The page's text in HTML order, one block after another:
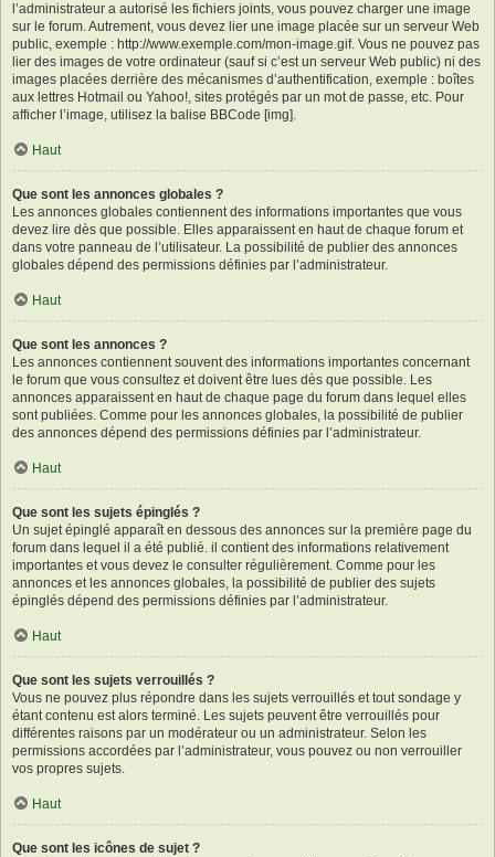
l’administrateur a autorisé les fichiers joints, vous pouvez charger une image
sur le forum. Autrement, vous devez lier une image placée sur un serveur Web
public, exemple : http://www.exemple.com/mon-image.gif. Vous ne pouvez pas
lier des images de votre ordinateur (sauf si c’est un serveur Web public) ni des
images placées derrière des mécanismes d’authentification, exemple : boîtes
aux lettres Hotmail ou Yahoo!, sites protégés par un mot de passe, etc. Pour
afficher l’image, utilisez la balise BBCode [img].
Haut
Que sont les annonces globales ?
Les annonces globales contiennent des informations importantes que vous
devez lire dès que possible. Elles apparaissent en haut de chaque forum et
dans votre panneau de l’utilisateur. La possibilité de publier des annonces
globales dépend des permissions définies par l’administrateur.
Haut
Que sont les annonces ?
Les annonces contiennent souvent des informations importantes concernant
le forum que vous consultez et doivent être lues dès que possible. Les
annonces apparaissent en haut de chaque page du forum dans lequel elles
sont publiées. Comme pour les annonces globales, la possibilité de publier
des annonces dépend des permissions définies par l’administrateur.
Haut
Que sont les sujets épinglés ?
Un sujet épinglé apparaît en dessous des annonces sur la première page du
forum dans lequel il a été publié. il contient des informations relativement
importantes et vous devez le consulter régulièrement. Comme pour les
annonces et les annonces globales, la possibilité de publier des sujets
épinglés dépend des permissions définies par l’administrateur.
Haut
Que sont les sujets verrouillés ?
Vous ne pouvez plus répondre dans les sujets verrouillés et tout sondage y
étant contenu est alors terminé. Les sujets peuvent être verrouillés pour
différentes raisons par un modérateur ou un administrateur. Selon les
permissions accordées par l’administrateur, vous pouvez ou non verrouiller
vos propres sujets.
Haut
Que sont les icônes de sujet ?